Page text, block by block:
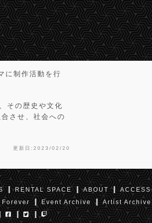
に制作活動を行
その歴史や文化
させ、社会への
更新日:2023/02/20
RENTAL SPACE ABOUT
ACCESS
Forever
Event Archive Artist Archive